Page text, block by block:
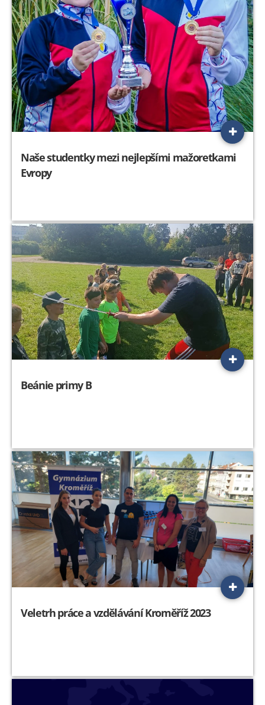
Naše studentky mezi nejlepšími mažoretkami
Evropy
Beánie primy B
Veletrh práce a vzdělávání Kroměříž 2023